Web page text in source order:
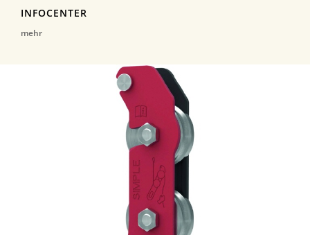
INFOCENTER
mehr